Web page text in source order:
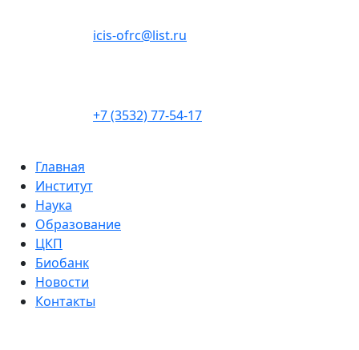
icis-ofrc@list.ru
+7 (3532) 77-54-17
Главная
Институт
Наука
Образование
ЦКП
Биобанк
Новости
Контакты